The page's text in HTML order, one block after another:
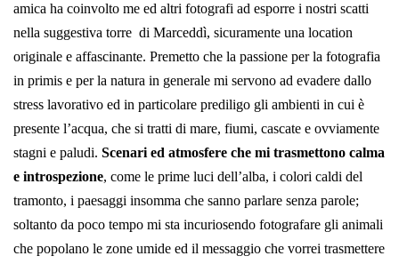
amica ha coinvolto me ed altri fotografi ad esporre i nostri scatti
nella suggestiva torre di Marceddì, sicuramente una location
originale e affascinante. Premetto che la passione per la fotografia
in primis e per la natura in generale mi servono ad evadere dallo
stress lavorativo ed in particolare prediligo gli ambienti in cui è
presente l’acqua, che si tratti di mare, fiumi, cascate e ovviamente
stagni e paludi. Scenari ed atmosfere che mi trasmettono calma
e introspezione, come le prime luci dell’alba, i colori caldi del
tramonto, i paesaggi insomma che sanno parlare senza parole;
soltanto da poco tempo mi sta incuriosendo fotografare gli animali
che popolano le zone umide ed il messaggio che vorrei trasmettere